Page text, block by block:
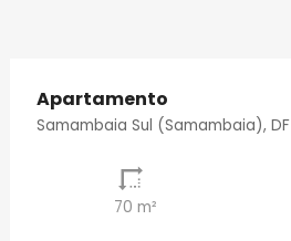
Apartamento
Samambaia Sul (Samambaia), DF
70 m²